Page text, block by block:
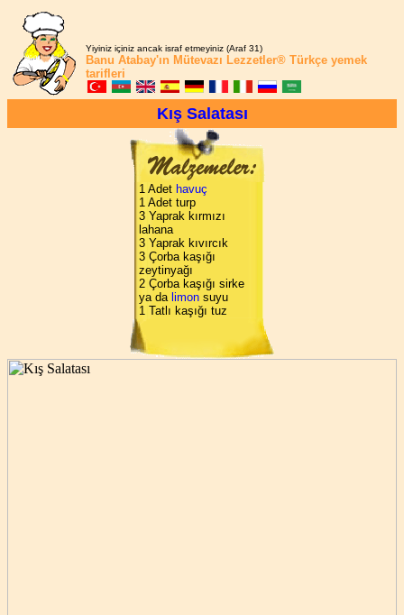
Yiyiniz içiniz ancak israf etmeyiniz (Araf 31)
Banu Atabay'ın Mütevazı Lezzetler® Türkçe yemek
tarifleri
Kış Salatası
1 Adet havuç
1 Adet turp
3 Yaprak kırmızı
lahana
3 Yaprak kıvırcık
3 Çorba kaşığı
zeytinyağı
2 Çorba kaşığı sirke
ya da limon suyu
1 Tatlı kaşığı tuz